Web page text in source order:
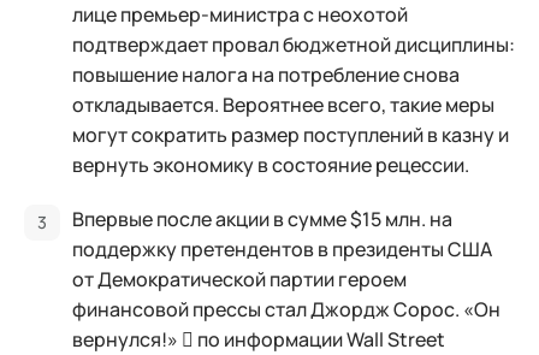
лице премьер-министра с неохотой
подтверждает провал бюджетной дисциплины:
повышение налога на потребление снова
откладывается. Вероятнее всего, такие меры
могут сократить размер поступлений в казну и
вернуть экономику в состояние рецессии.
Впервые после акции в сумме $15 млн. на
поддержку претендентов в президенты США
от Демократической партии героем
финансовой прессы стал Джордж Сорос. «Он
вернулся!»  по информации Wall Street